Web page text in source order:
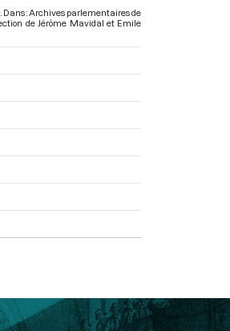
Dans : Archives parlementaires de
de Jérôme Mavidal et Emile